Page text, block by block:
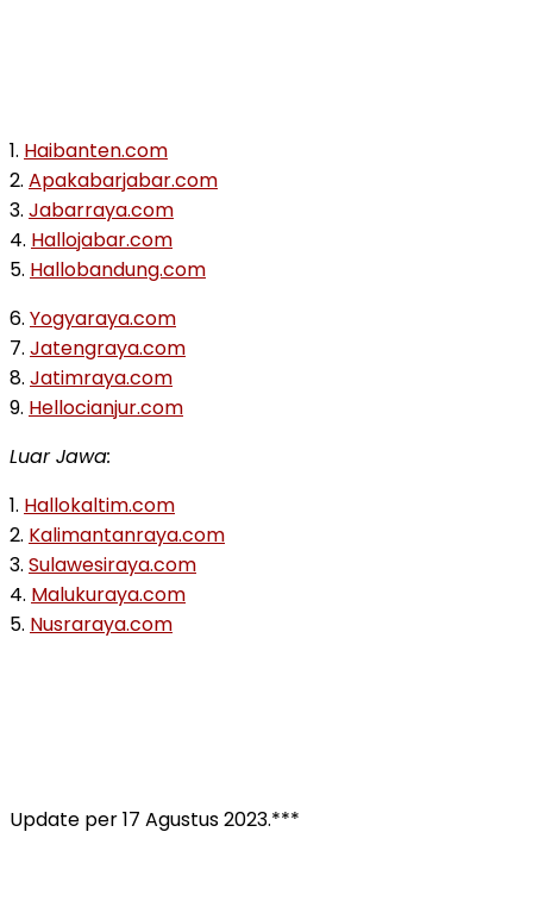
1. Haibanten.com
2. Apakabarjabar.com
3. Jabarraya.com
4. Hallojabar.com
5. Hallobandung.com
6. Yogyaraya.com
7. Jatengraya.com
8. Jatimraya.com
9. Hellocianjur.com
Luar Jawa:
1. Hallokaltim.com
2. Kalimantanraya.com
3. Sulawesiraya.com
4. Malukuraya.com
5. Nusraraya.com
Update per 17 Agustus 2023.***